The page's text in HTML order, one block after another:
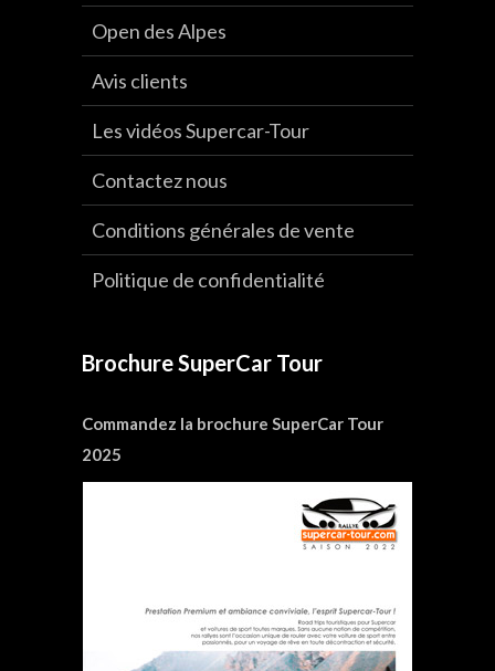
Open des Alpes
Avis clients
Les vidéos Supercar-Tour
Contactez nous
Conditions générales de vente
Politique de confidentialité
Brochure SuperCar Tour
Commandez la brochure SuperCar Tour
2025